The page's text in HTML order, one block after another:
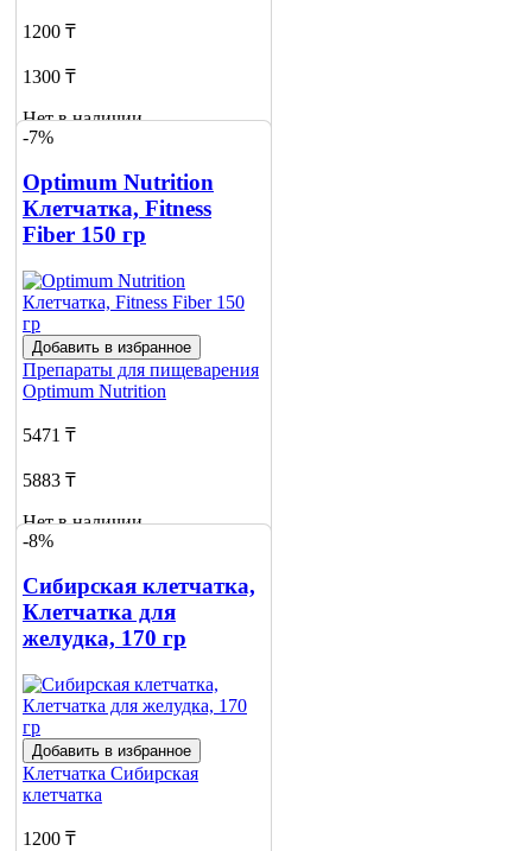
1200 ₸
1300 ₸
Нет в наличии
о наличии
-7%
Optimum Nutrition
Клетчатка, Fitness
Fiber 150 гр
Добавить в избранное
Препараты для пищеварения
Optimum Nutrition
5471 ₸
5883 ₸
Нет в наличии
о наличии
-8%
Сибирская клетчатка,
Клетчатка для
желудка, 170 гр
Добавить в избранное
Клетчатка Сибирская
клетчатка
1200 ₸